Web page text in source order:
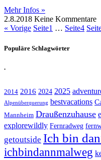
Mehr Infos »
2.8.2018 Keine Kommentare
« Vorige Seite1 … Seite4
Populäre Schlagwörter
.
2014 2016 2024 2025
Alpenüberquerung bestvacations
Mannheim Draußenzuhause
explorewildly Fernradweg
getoutside Ich bin
ichbindannmalweg